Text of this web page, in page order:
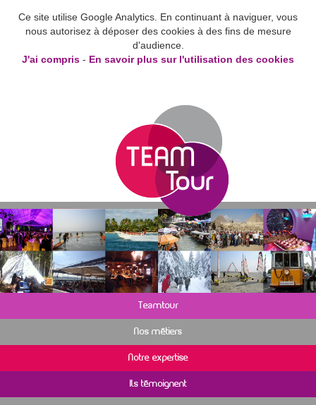
Ce site utilise Google Analytics. En continuant à naviguer, vous
nous autorisez à déposer des cookies à des fins de mesure
d'audience.
J'ai compris - En savoir plus sur l'utilisation des cookies
Teamtour
Nos métiers
Notre expertise
Ils témoignent